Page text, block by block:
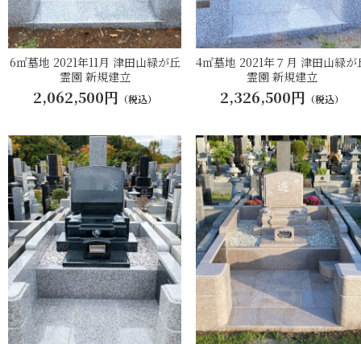
6㎡墓地 2021年11月 津田山緑が丘
霊園 新規建立
2,062,500円 （税込）
4㎡墓地 2021年７月 津田山緑が
霊園 新規建立
2,326,500円 （税込）